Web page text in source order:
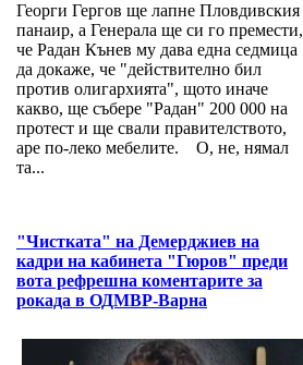
Георги Гергов ще лапне Пловдивския
панаир, а Генерала ще си го премести,
че Радан Кънев му дава една седмица
да докаже, че "действително бил
против олигархията", щото иначе
какво, ще събере "Радан" 200 000 на
протест и ще свали правителството,
аре по-леко мебелите. О, не, нямал
та...
"Чистката" на Демерджиев на
кадри на кабинета "Гюров" преди
вота рефрешна коментарите за
рокада в ОДМВР-Варна